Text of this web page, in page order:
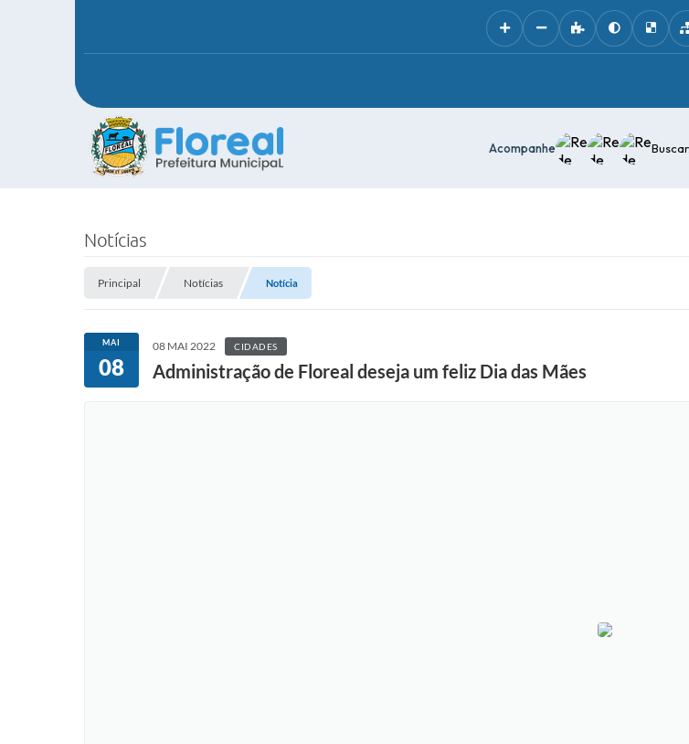
Buscar...
Acompanhe
Notícias
Principal Notícias Notícia
MAI
08
08 MAI 2022 CIDADES
Administração de Floreal deseja um feliz Dia das Mães